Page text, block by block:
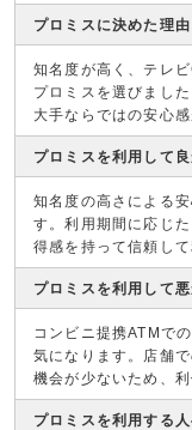
プロミスに決めた理由
知名度が高く、テレ
プロミスを選びまし
大手ならではの安心
プロミスを利用して
知名度の高さによる
す。利用期間に応じ
得感を持って信頼し
プロミスを利用して
コンビニ提携ATMで
気になります。店舗
機会が少ないため、
プロミスを利用する